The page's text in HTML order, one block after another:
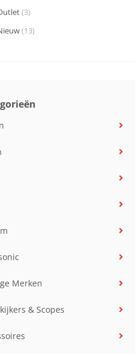
(3)
(13)
Merken
& Scopes